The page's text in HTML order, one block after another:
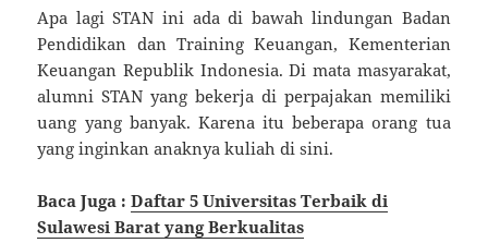
Apa lagi STAN ini ada di bawah lindungan Badan
Pendidikan dan Training Keuangan, Kementerian
Keuangan Republik Indonesia. Di mata masyarakat,
alumni STAN yang bekerja di perpajakan memiliki
uang yang banyak. Karena itu beberapa orang tua
yang inginkan anaknya kuliah di sini.
Baca Juga :Daftar 5 Universitas Terbaik di
Sulawesi Barat yang Berkualitas